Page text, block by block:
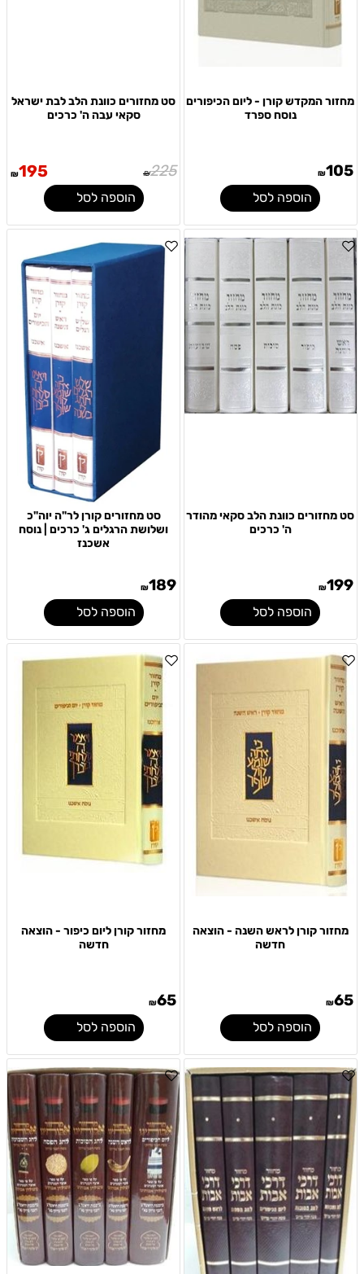
מחזור המקדש קורן - ליום הכיפורים
נוסח ספרד
₪105
הוספה לסל
סט מחזורים כוונת הלב לבת ישראל
סקאי עבה ה' כרכים
₪225
₪195
הוספה לסל
סט מחזורים כוונת הלב סקאי מהודר
ה' כרכים
₪199
הוספה לסל
סט מחזורים קורן לר"ה יוה"כ
ושלושת הרגלים ג' כרכים | נוסח
אשכנז
₪189
הוספה לסל
מחזור קורן לראש השנה - הוצאה
חדשה
₪65
הוספה לסל
מחזור קורן ליום כיפור - הוצאה
חדשה
₪65
הוספה לסל